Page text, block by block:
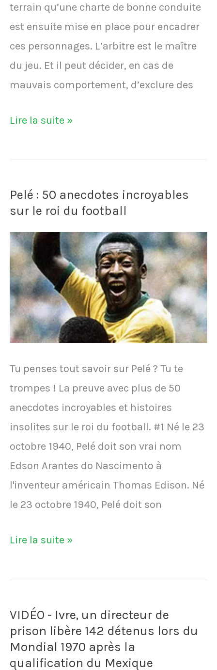
terrain qu’une charte de bonne conduite
est ensuite mise en place pour encadrer
ces personnages. L’arbitre est le maître
du jeu. Et il peut décider, en cas de
mauvais comportement, d’exclure des
VIDÉO
La
mascotte
de
l'histoire
du
football
à
l'origine
d'une
de
bonne
conduite
Lire la suite »
Pelé : 50 anecdotes incroyables
sur le roi du football
Tu penses tout savoir sur Pelé ? Tu te
trompes ! La preuve avec plus de 50
anecdotes incroyables et histoires
insolites sur le roi du football. #1 Né le 23
octobre 1940, Pelé doit son vrai nom
Edson Arantes do Nascimento à
l'inventeur américain Thomas Edison. Né
le 23 octobre 1940, Pelé doit son
Pelé
50
incroyables
sur
Lire la suite »
VIDÉO - Ivre, un directeur de
prison libère 142 détenus lors du
Mondial 1970 après la
qualification du Mexique